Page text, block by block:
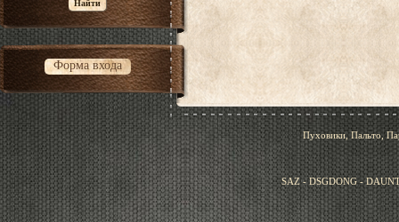
Форма входа
Пуховики, Пальто,
SAZ - DSGDONG -